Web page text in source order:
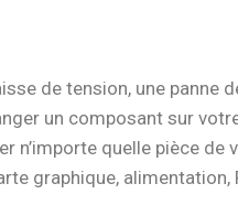
de tension, une panne
un composant sur
n’importe quelle pièce de
graphique, alimentation,